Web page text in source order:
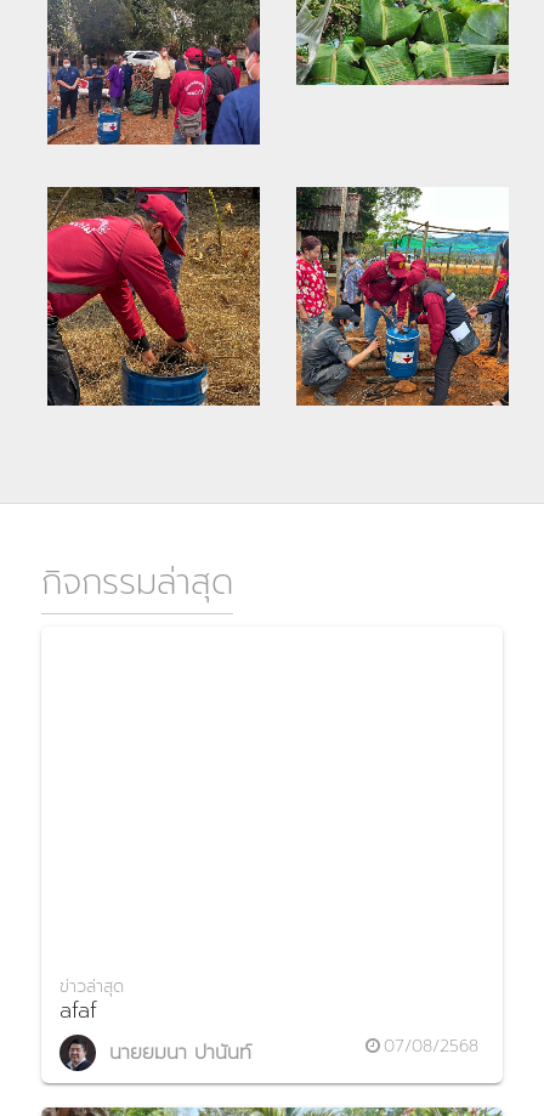
กิจกรรมล่าสุด
ข่าวล่าสุด
afaf
นายยมนา ปานันท์ 07/08/2568